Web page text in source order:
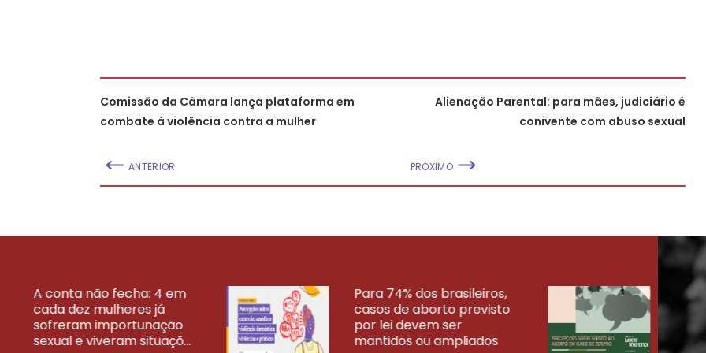
Comissão da Câmara lança plataforma em
combate à violência contra a mulher
ANTERIOR
Alienação Parental: para mães, judiciário é
conivente com abuso sexual
PRÓXIMO
A conta não fecha: 4 em
cada dez mulheres já
sofreram importunação
sexual e viveram situaçõ...
Para 74% dos brasileiros,
casos de aborto previsto
por lei devem ser
mantidos ou ampliados
VEJA MAIS PESQUISAS